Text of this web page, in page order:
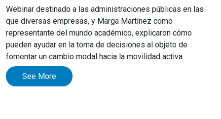
Webinar destinado a las administraciones públicas en las
que diversas empresas, y Marga Martínez como
representante del mundo académico, explicaron cómo
pueden ayudar en la toma de decisiones al objeto de
fomentar un cambio modal hacia la movilidad activa.
See More